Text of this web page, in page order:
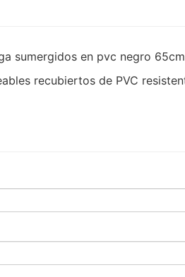
sumergidos en pvc negro 65cm